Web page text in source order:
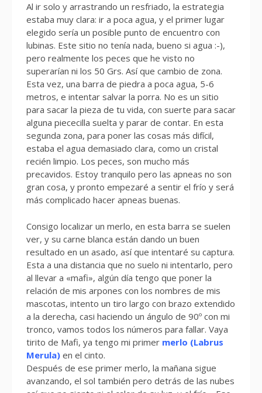
Al ir solo y arrastrando un resfriado, la estrategia
estaba muy clara: ir a poca agua, y el primer lugar
elegido sería un posible punto de encuentro con
lubinas. Este sitio no tenía nada, bueno si agua :-),
pero realmente los peces que he visto no
superarían ni los 50 Grs. Así que cambio de zona.
Esta vez, una barra de piedra a poca agua, 5-6
metros, e intentar salvar la porra. No es un sitio
para sacar la pieza de tu vida, con suerte para sacar
alguna piececilla suelta y parar de contar. En esta
segunda zona, para poner las cosas más difícil,
estaba el agua demasiado clara, como un cristal
recién limpio. Los peces, son mucho más
precavidos. Estoy tranquilo pero las apneas no son
gran cosa, y pronto empezaré a sentir el frío y será
más complicado hacer apneas buenas.
Consigo localizar un merlo, en esta barra se suelen
ver, y su carne blanca están dando un buen
resultado en un asado, así que intentaré su captura.
Esta a una distancia que no suelo ni intentarlo, pero
al llevar a «mafi», algún día tengo que poner la
relación de mis arpones con los nombres de mis
mascotas, intento un tiro largo con brazo extendido
a la derecha, casi haciendo un ángulo de 90º con mi
tronco, vamos todos los números para fallar. Vaya
tirito de Mafi, ya tengo mi primer merlo (Labrus
Merula) en el cinto.
Después de ese primer merlo, la mañana sigue
avanzando, el sol también pero detrás de las nubes